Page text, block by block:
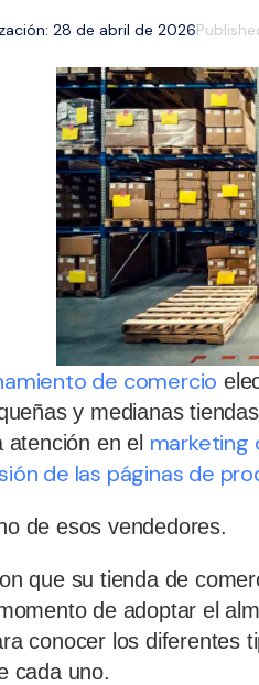
28 de abril de 2026
de comercio
y medianas
atención en el marketing
de las páginas de
de esos vendedores.
que su tienda de
de adoptar el
conocer los diferentes
cada uno.